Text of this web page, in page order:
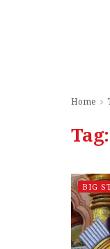
Home
Tag:
BIG